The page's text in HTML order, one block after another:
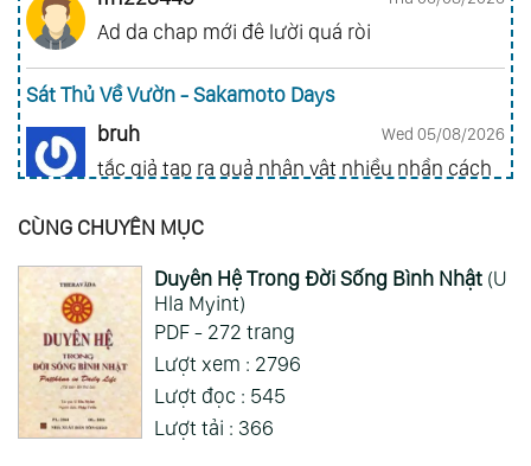
Ad da chap mới đê lười quá ròi
Sát Thủ Về Vườn - Sakamoto Days
bruh
Wed 05/08/2026
tắc giả tạp ra quả nhân vật nhiều nhần cách
Gia Đình Điệp Viên - Spy X Family
ai hỏi 123
Wed 05/08/2026
Mong 1 ngày shop ra 2 chap
Xem Thêm
CÙNG CHUYÊN MỤC
Duyên Hệ Trong Đời Sống Bình Nhật(U
Hla Myint)
PDF - 272 trang
Lượt xem : 2796
Lượt đọc : 545
Lượt tải : 366